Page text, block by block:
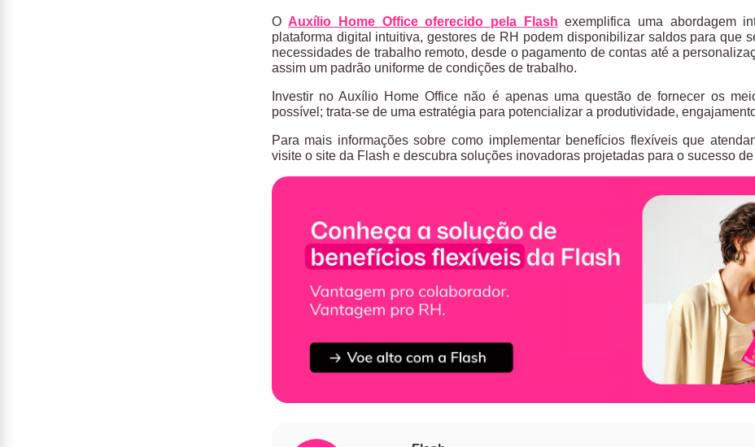
O Auxílio Home Office oferecido pela Flash exemplifica uma abordagem
plataforma digital intuitiva, gestores de RH podem disponibilizar saldos para que
necessidades de trabalho remoto, desde o pagamento de contas até a
assim um padrão uniforme de condições de trabalho.
Investir no Auxílio Home Office não é apenas uma questão de fornecer os
possível; trata-se de uma estratégia para potencializar a produtividade,
Para mais informações sobre como implementar benefícios flexíveis que
visite o site da Flash e descubra soluções inovadoras projetadas para o sucesso